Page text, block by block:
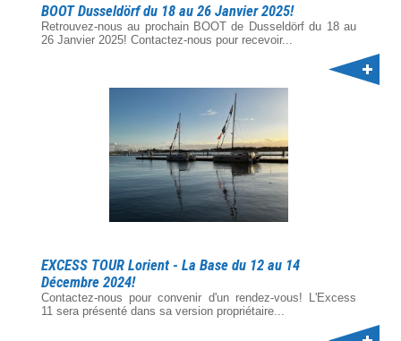
BOOT Dusseldörf du 18 au 26 Janvier 2025!
Retrouvez-nous au prochain BOOT de Dusseldörf du 18 au
26 Janvier 2025! Contactez-nous pour recevoir...
EXCESS TOUR Lorient - La Base du 12 au 14
Décembre 2024!
Contactez-nous pour convenir d'un rendez-vous! L'Excess
11 sera présenté dans sa version propriétaire...